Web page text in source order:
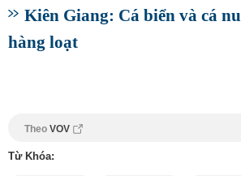
Kiên Giang: Cá biển và cá
hàng loạt
Theo VOV
Từ Khóa: